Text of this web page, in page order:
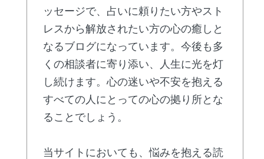
ッセージで、占いに頼りたい方やスト
レスから解放されたい方の心の癒しと
なるブログになっています。今後も多
くの相談者に寄り添い、人生に光を灯
し続けます。心の迷いや不安を抱える
すべての人にとっての心の拠り所とな
ることでしょう。
当サイトにおいても、悩みを抱える読